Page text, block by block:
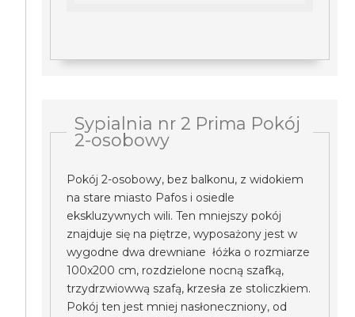
Sypialnia nr 2 Prima Pokój
2-osobowy
Pokój 2-osobowy, bez balkonu, z widokiem
na stare miasto Pafos i osiedle
ekskluzywnych wili. Ten mniejszy pokój
znajduje się na piętrze, wyposażony jest w
wygodne dwa drewniane łóżka o rozmiarze
100x200 cm, rozdzielone nocną szafką,
trzydrzwiowwą szafą, krzesła ze stoliczkiem.
Pokój ten jest mniej nasłoneczniony, od